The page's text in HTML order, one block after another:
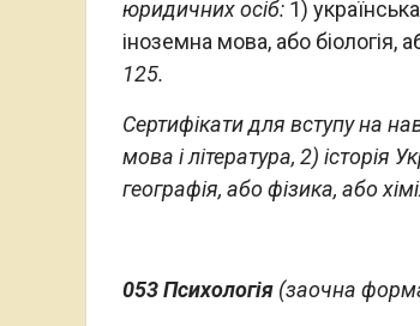
юридичних осіб: 1)
іноземна мова, або біологія,
125.
Сертифікати для вступу на
мова і література, 2) історія
географія, або фізика, або
053 Психологія (заочна